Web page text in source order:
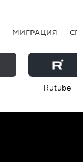
МИГРАЦИЯ
Rutube